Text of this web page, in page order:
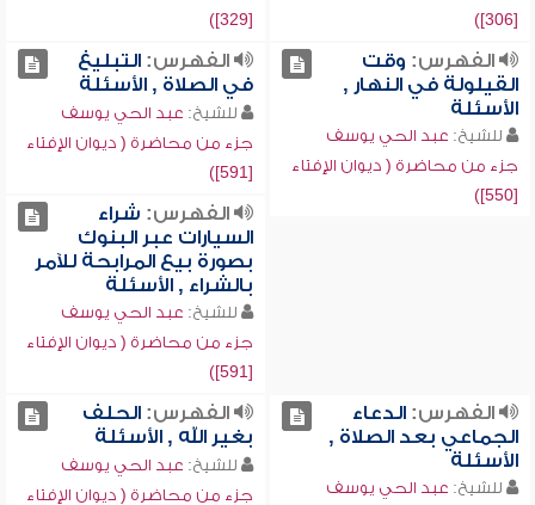
[306])
[329])
الفهرس: وقت
القيلولة في النهار ,
الأسئلة
للشيخ: عبد الحي يوسف
جزء من محاضرة ( ديوان الإفتاء
[550])
الفهرس:التبليغ
في الصلاة , الأسئلة
للشيخ: عبد الحي يوسف
جزء من محاضرة ( ديوان الإفتاء
[591])
الفهرس: شراء
السيارات عبر البنوك
بصورة بيع المرابحة للآمر
بالشراء , الأسئلة
للشيخ: عبد الحي يوسف
جزء من محاضرة ( ديوان الإفتاء
[591])
الفهرس:الدعاء
الجماعي بعد الصلاة ,
الأسئلة
للشيخ: عبد الحي يوسف
الفهرس:الحلف
بغير الله , الأسئلة
للشيخ: عبد الحي يوسف
جزء من محاضرة ( ديوان الإفتاء